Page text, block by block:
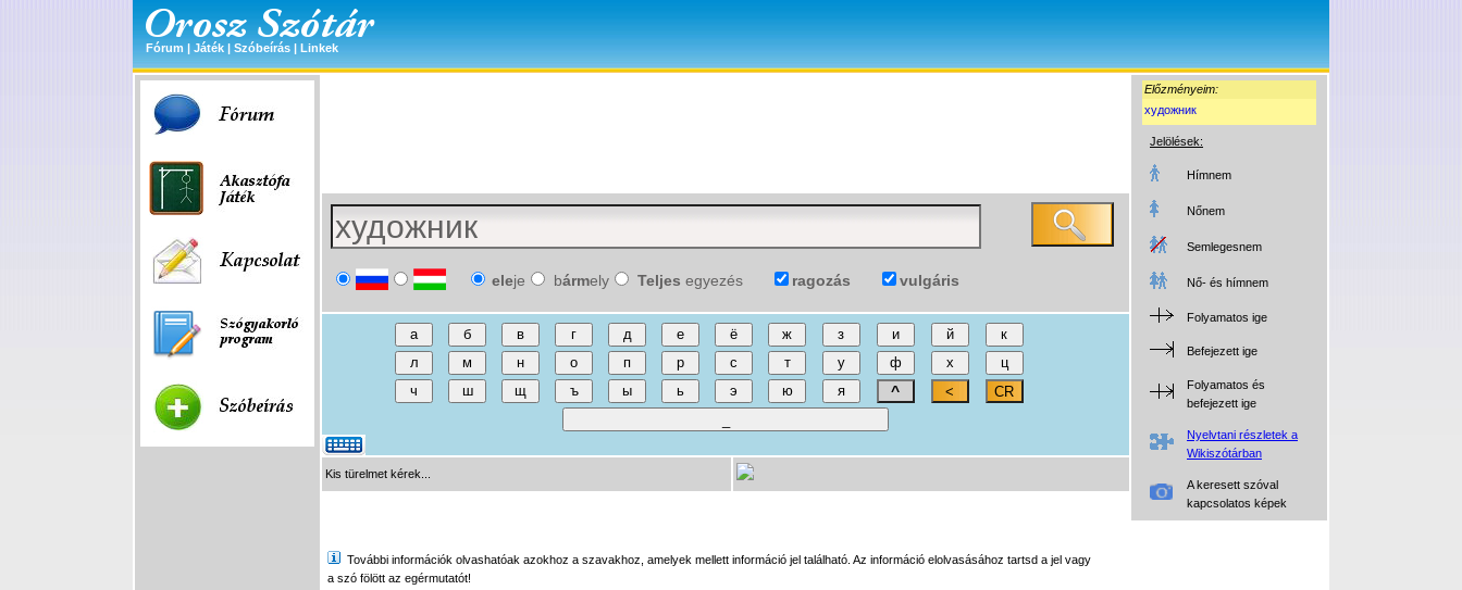
Fórum | Játék | Szóbeírás | Linkek
Előzményeim:
художник
Jelölések:
Hímnem
Nőnem
Semlegesnem
Nő- és hímnem
Folyamatos ige
Befejezett ige
Folyamatos és
befejezett ige
Nyelvtani részletek a
Wikiszótárban
A keresett szóval
kapcsolatos képek
eleje bármely Teljes egyezés ragozás vulgáris
Kis türelmet kérek...
További információk olvashatóak azokhoz a szavakhoz, amelyek mellett információ jel található. Az információ elolvasásához tartsd a jel vagy
a szó fölött az egérmutatót!